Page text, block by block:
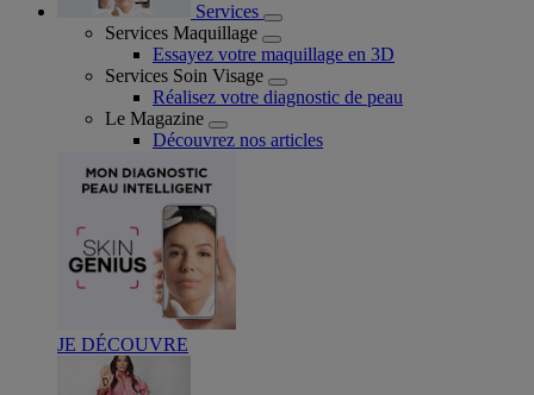
Services
Services Maquillage
Essayez votre maquillage en 3D
Services Soin Visage
Réalisez votre diagnostic de peau
Le Magazine
Découvrez nos articles
JE DÉCOUVRE